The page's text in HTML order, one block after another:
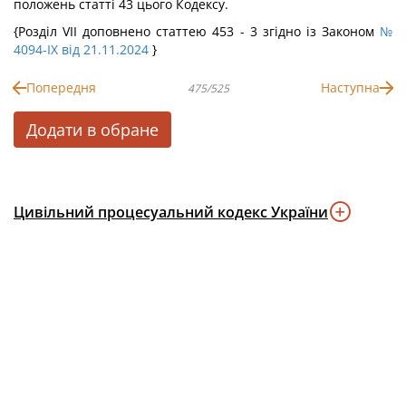
положень статті 43 цього Кодексу.
{Розділ VII доповнено статтею 453 - 3 згідно із Законом №
4094-IX від 21.11.2024 }
Попередня 475/525 Наступна
Додати в обране
Цивільний процесуальний кодекс України